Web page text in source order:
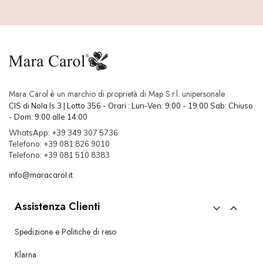
Mara Carol è un marchio di proprietà di Map S.r.l. unipersonale
CIS di Nola Is.3 | Lotto 356 - Orari : Lun-Ven: 9:00 - 19:00 Sab: Chiuso
- Dom: 9:00 alle 14:00
WhatsApp: +39 349 307 5736
Telefono: +39 081 826 9010
Telefono: +39 081 510 8383
info@maracarol.it
Assistenza Clienti  
Spedizione e Politiche di reso
Klarna